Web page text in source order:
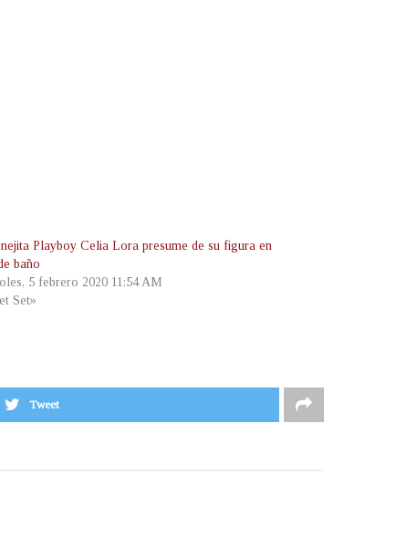
Playboy Celia Lora presume de su figura en
baño
5 febrero 2020 11:54 AM
Set»
Tweet